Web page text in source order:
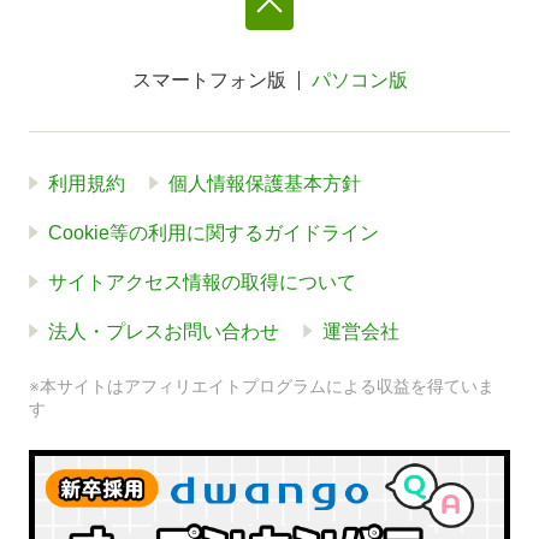
スマートフォン版 パソコン版
利用規約 個人情報保護基本方針
Cookie等の利用に関するガイドライン
サイトアクセス情報の取得について
法人・プレスお問い合わせ 運営会社
※本サイトはアフィリエイトプログラムによる収益を得ていま
す